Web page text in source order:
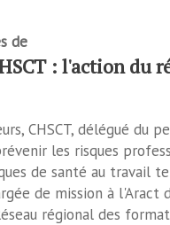
de
: l'action du
CHSCT, délégué du
les risques
de santé au travail
de mission à l'Aract
régional des